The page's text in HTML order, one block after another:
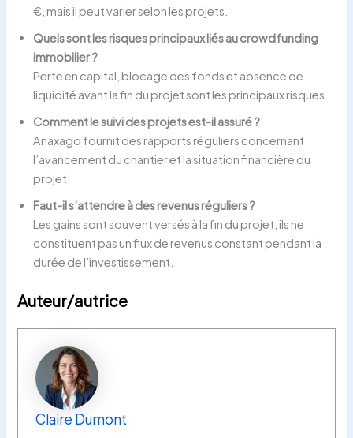
€, mais il peut varier selon les projets.
Quels sont les risques principaux liés au crowdfunding
immobilier ?
Perte en capital, blocage des fonds et absence de
liquidité avant la fin du projet sont les principaux risques.
Comment le suivi des projets est-il assuré ?
Anaxago fournit des rapports réguliers concernant
l’avancement du chantier et la situation financière du
projet.
Faut-il s’attendre à des revenus réguliers ?
Les gains sont souvent versés à la fin du projet, ils ne
constituent pas un flux de revenus constant pendant la
durée de l’investissement.
Auteur/autrice
Claire Dumont